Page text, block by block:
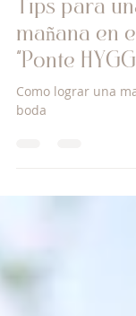
11 dic 2020
Tips para
mañana en
“Ponte